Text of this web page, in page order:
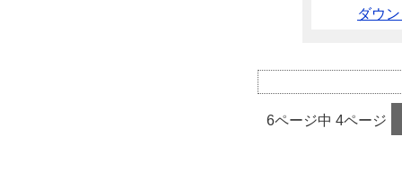
ダウ
6ページ中 4ページ